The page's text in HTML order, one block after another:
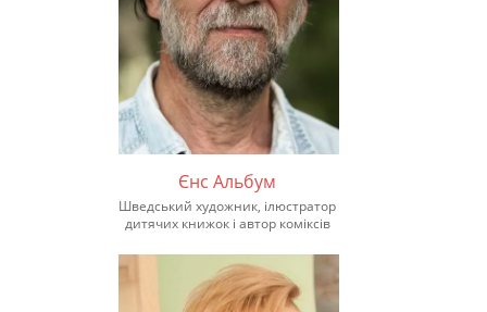
Єнс Альбум
Шведський художник, ілюстратор
дитячих книжок і автор коміксів